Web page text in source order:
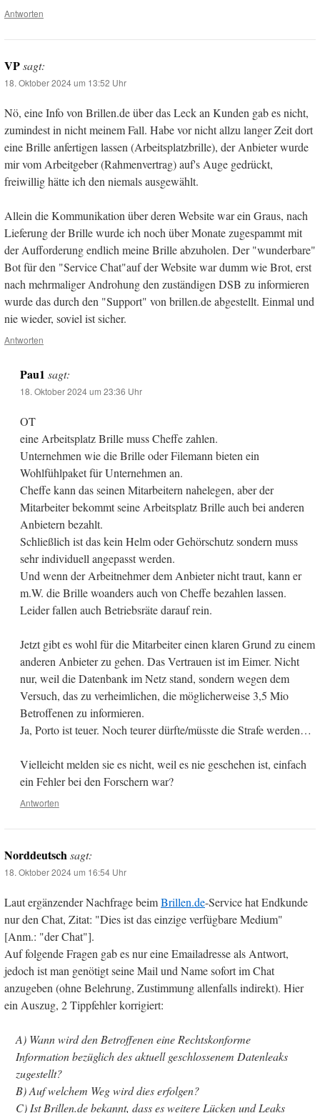
Antworten
VPsagt:
18. Oktober 2024 um 13:52 Uhr
Nö, eine Info von Brillen.de über das Leck an Kunden gab es nicht,
zumindest in nicht meinem Fall. Habe vor nicht allzu langer Zeit dort
eine Brille anfertigen lassen (Arbeitsplatzbrille), der Anbieter wurde
mir vom Arbeitgeber (Rahmenvertrag) auf's Auge gedrückt,
freiwillig hätte ich den niemals ausgewählt.
Allein die Kommunikation über deren Website war ein Graus, nach
Lieferung der Brille wurde ich noch über Monate zugespammt mit
der Aufforderung endlich meine Brille abzuholen. Der "wunderbare"
Bot für den "Service Chat"auf der Website war dumm wie Brot, erst
nach mehrmaliger Androhung den zuständigen DSB zu informieren
wurde das durch den "Support" von brillen.de abgestellt. Einmal und
nie wieder, soviel ist sicher.
Antworten
Pau1 sagt:
18. Oktober 2024 um 23:36 Uhr
OT
eine Arbeitsplatz Brille muss Cheffe zahlen.
Unternehmen wie die Brille oder Filemann bieten ein
Wohlfühlpaket für Unternehmen an.
Cheffe kann das seinen Mitarbeitern nahelegen, aber der
Mitarbeiter bekommt seine Arbeitsplatz Brille auch bei anderen
Anbietern bezahlt.
Schließlich ist das kein Helm oder Gehörschutz sondern muss
sehr individuell angepasst werden.
Und wenn der Arbeitnehmer dem Anbieter nicht traut, kann er
m.W. die Brille woanders auch von Cheffe bezahlen lassen.
Leider fallen auch Betriebsräte darauf rein.
Jetzt gibt es wohl für die Mitarbeiter einen klaren Grund zu einem
anderen Anbieter zu gehen. Das Vertrauen ist im Eimer. Nicht
nur, weil die Datenbank im Netz stand, sondern wegen dem
Versuch, das zu verheimlichen, die möglicherweise 3,5 Mio
Betroffenen zu informieren.
Ja, Porto ist teuer. Noch teurer dürfte/müsste die Strafe werden…
Vielleicht melden sie es nicht, weil es nie geschehen ist, einfach
ein Fehler bei den Forschern war?
Antworten
Norddeutschsagt:
18. Oktober 2024 um 16:54 Uhr
Laut ergänzender Nachfrage beimBrillen.de-Service hat Endkunde
nur den Chat, Zitat: "Dies ist das einzige verfügbare Medium"
[Anm.: "der Chat"].
Auf folgende Fragen gab es nur eine Emailadresse als Antwort,
jedoch ist man genötigt seine Mail und Name sofort im Chat
anzugeben (ohne Belehrung, Zustimmung allenfalls indirekt). Hier
ein Auszug, 2 Tippfehler korrigiert:
A) Wann wird den Betroffenen eine Rechtskonforme
Information bezüglich des aktuell geschlossenem Datenleaks
zugestellt?
B) Auf welchem Weg wird dies erfolgen?
C) Ist Brillen.de bekannt, dass es weitere Lücken und Leaks